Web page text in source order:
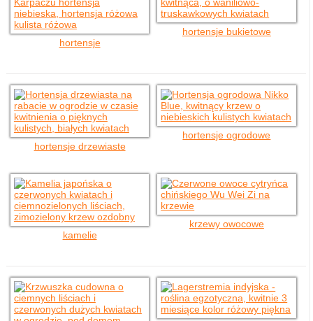
hortensje
hortensje bukietowe
hortensje drzewiaste
hortensje ogrodowe
kamelie
krzewy owocowe